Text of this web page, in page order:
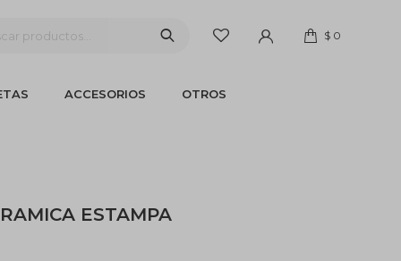
ACCESORIOS OTROS
$ 0
ESTAMPA